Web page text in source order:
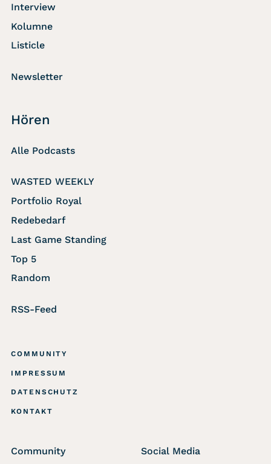
Interview
Kolumne
Listicle
Newsletter
Hören
Alle Podcasts
WASTED WEEKLY
Portfolio Royal
Redebedarf
Last Game Standing
Top 5
Random
RSS-Feed
COMMUNITY
IMPRESSUM
DATENSCHUTZ
KONTAKT
Community Social Media